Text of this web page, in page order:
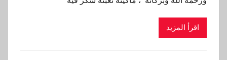
اقرأ المزيد